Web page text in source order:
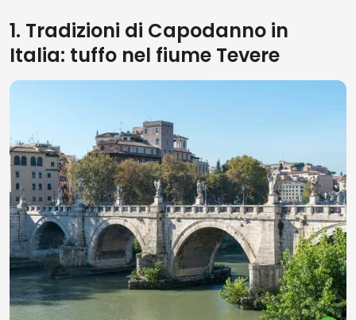
1. Tradizioni di Capodanno in
Italia: tuffo nel fiume Tevere